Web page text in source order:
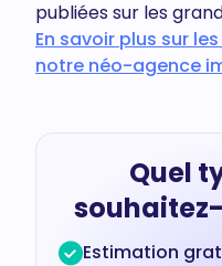
publiées sur les
En savoir plus sur
notre néo-agence
Quel
Estimation